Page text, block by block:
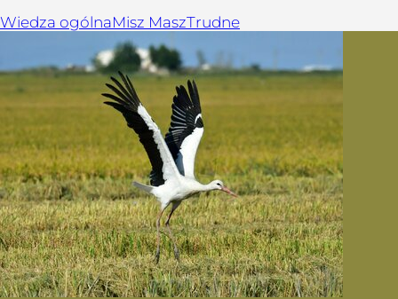
Wiedza ogólnaMisz MaszTrudne